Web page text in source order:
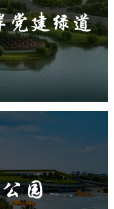
智慧公园
智能步道
据平台